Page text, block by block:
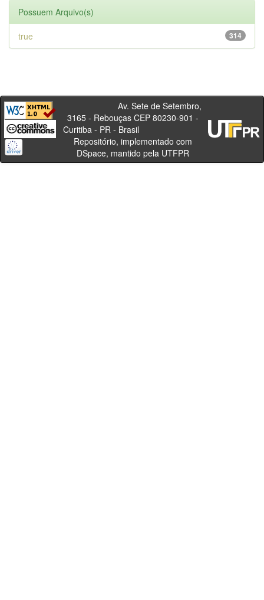
Possuem Arquivo(s)
314
true
Av. Sete de Setembro,
3165 - Rebouças CEP 80230-901 -
Curitiba - PR - Brasil
Repositório, implementado com
DSpace, mantido pela UTFPR